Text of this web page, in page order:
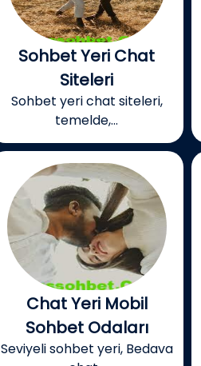
Sohbet Yeri Chat
Siteleri
Sohbet yeri chat siteleri,
temelde,...
Chat Yeri Mobil
Sohbet Odaları
Seviyeli sohbet yeri, Bedava